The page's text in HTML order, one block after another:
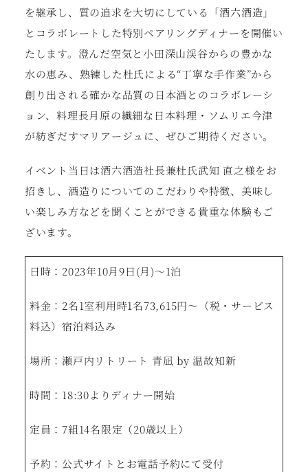
を継承し、質の追求を大切にしている 「酒六酒造」
とコラボレートした特別ペアリングディナーを開催い
たします。澄んだ空気と小田深山渓谷からの豊かな
水の恵み、熟練した杜氏による“丁寧な手作業”から
創り出される確かな品質の日本酒とのコラボレーシ
ョン、料理長月原の繊細な日本料理・ソムリエ今津
が紡ぎだすマリアージュに、ぜひご期待ください。
イベント当日は酒六酒造社長兼杜氏武知 直之様をお
招きし、酒造りについてのこだわりや特徴、美味し
い楽しみ方などを聞くことができる貴重な体験もご
ざいます。
日時：2023年10月9日(月)～1泊
料金：2名1室利用時1名73,615円～（税・サービス
料込）宿泊料込み
場所：瀬戸内リトリート 青凪 by 温故知新
時間：18:30よりディナー開始
定員：7組14名限定（20歳以上）
予約：公式サイトとお電話予約にて受付